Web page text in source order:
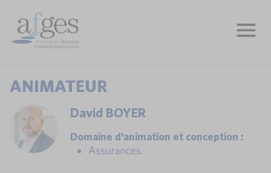
ANIMATEUR
David BOYER
Domaine d’animation et conception :
Assurances.